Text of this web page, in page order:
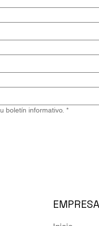
boletín informativo. *
EMPRESA